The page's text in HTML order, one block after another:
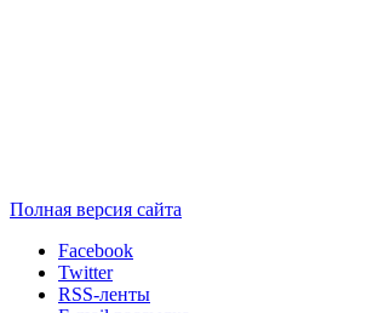
Полная версия сайта
Facebook
Twitter
RSS-ленты